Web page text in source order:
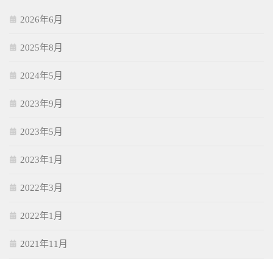
2026年6月
2025年8月
2024年5月
2023年9月
2023年5月
2023年1月
2022年3月
2022年1月
2021年11月